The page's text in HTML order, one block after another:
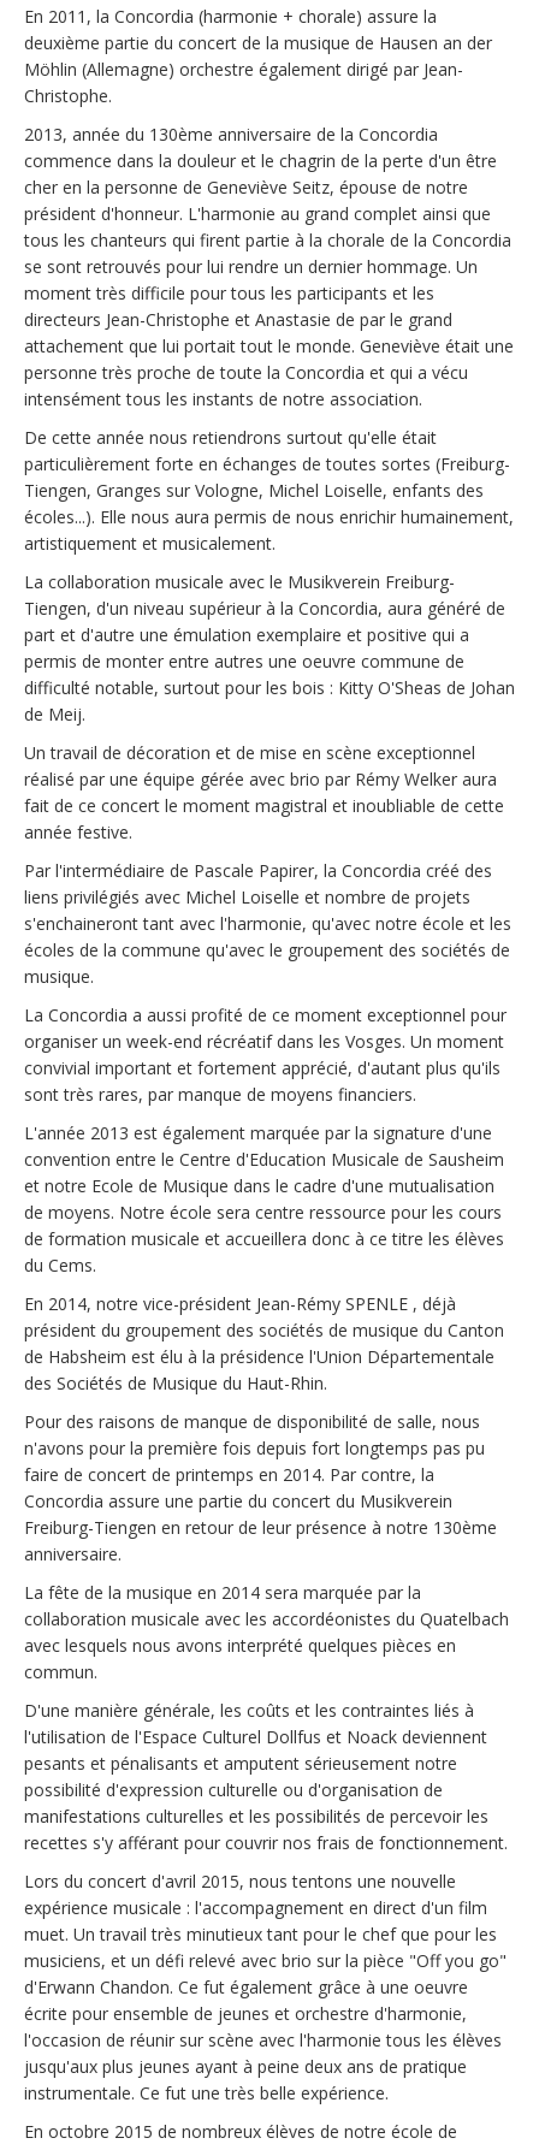
En 2011, la Concordia (harmonie + chorale) assure la
deuxième partie du concert de la musique de Hausen an der
Möhlin (Allemagne) orchestre également dirigé par Jean-
Christophe.
2013, année du 130ème anniversaire de la Concordia
commence dans la douleur et le chagrin de la perte d'un être
cher en la personne de Geneviève Seitz, épouse de notre
président d'honneur. L'harmonie au grand complet ainsi que
tous les chanteurs qui firent partie à la chorale de la Concordia
se sont retrouvés pour lui rendre un dernier hommage. Un
moment très difficile pour tous les participants et les
directeurs Jean-Christophe et Anastasie de par le grand
attachement que lui portait tout le monde. Geneviève était une
personne très proche de toute la Concordia et qui a vécu
intensément tous les instants de notre association.
De cette année nous retiendrons surtout qu'elle était
particulièrement forte en échanges de toutes sortes (Freiburg-
Tiengen, Granges sur Vologne, Michel Loiselle, enfants des
écoles...). Elle nous aura permis de nous enrichir humainement,
artistiquement et musicalement.
La collaboration musicale avec le Musikverein Freiburg-
Tiengen, d'un niveau supérieur à la Concordia, aura généré de
part et d'autre une émulation exemplaire et positive qui a
permis de monter entre autres une oeuvre commune de
difficulté notable, surtout pour les bois : Kitty O'Sheas de Johan
de Meij.
Un travail de décoration et de mise en scène exceptionnel
réalisé par une équipe gérée avec brio par Rémy Welker aura
fait de ce concert le moment magistral et inoubliable de cette
année festive.
Par l'intermédiaire de Pascale Papirer, la Concordia créé des
liens privilégiés avec Michel Loiselle et nombre de projets
s'enchaineront tant avec l'harmonie, qu'avec notre école et les
écoles de la commune qu'avec le groupement des sociétés de
musique.
La Concordia a aussi profité de ce moment exceptionnel pour
organiser un week-end récréatif dans les Vosges. Un moment
convivial important et fortement apprécié, d'autant plus qu'ils
sont très rares, par manque de moyens financiers.
L'année 2013 est également marquée par la signature d'une
convention entre le Centre d'Education Musicale de Sausheim
et notre Ecole de Musique dans le cadre d'une mutualisation
de moyens. Notre école sera centre ressource pour les cours
de formation musicale et accueillera donc à ce titre les élèves
du Cems.
En 2014, notre vice-président Jean-Rémy SPENLE , déjà
président du groupement des sociétés de musique du Canton
de Habsheim est élu à la présidence l'Union Départementale
des Sociétés de Musique du Haut-Rhin.
Pour des raisons de manque de disponibilité de salle, nous
n'avons pour la première fois depuis fort longtemps pas pu
faire de concert de printemps en 2014. Par contre, la
Concordia assure une partie du concert du Musikverein
Freiburg-Tiengen en retour de leur présence à notre 130ème
anniversaire.
La fête de la musique en 2014 sera marquée par la
collaboration musicale avec les accordéonistes du Quatelbach
avec lesquels nous avons interprété quelques pièces en
commun.
D'une manière générale, les coûts et les contraintes liés à
l'utilisation de l'Espace Culturel Dollfus et Noack deviennent
pesants et pénalisants et amputent sérieusement notre
possibilité d'expression culturelle ou d'organisation de
manifestations culturelles et les possibilités de percevoir les
recettes s'y afférant pour couvrir nos frais de fonctionnement.
Lors du concert d'avril 2015, nous tentons une nouvelle
expérience musicale : l'accompagnement en direct d'un film
muet. Un travail très minutieux tant pour le chef que pour les
musiciens, et un défi relevé avec brio sur la pièce "Off you go"
d'Erwann Chandon. Ce fut également grâce à une oeuvre
écrite pour ensemble de jeunes et orchestre d'harmonie,
l'occasion de réunir sur scène avec l'harmonie tous les élèves
jusqu'aux plus jeunes ayant à peine deux ans de pratique
instrumentale. Ce fut une très belle expérience.
En octobre 2015 de nombreux élèves de notre école de